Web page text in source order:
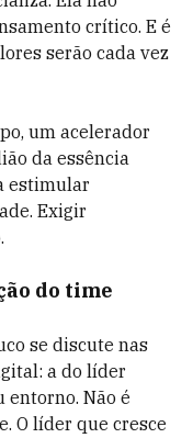
crítico. E é
serão cada vez
um acelerador
da essência
estimular
Exigir
do time
se discute nas
a do líder
entorno. Não é
O líder que cresce